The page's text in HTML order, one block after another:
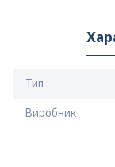
Тип
Виробник